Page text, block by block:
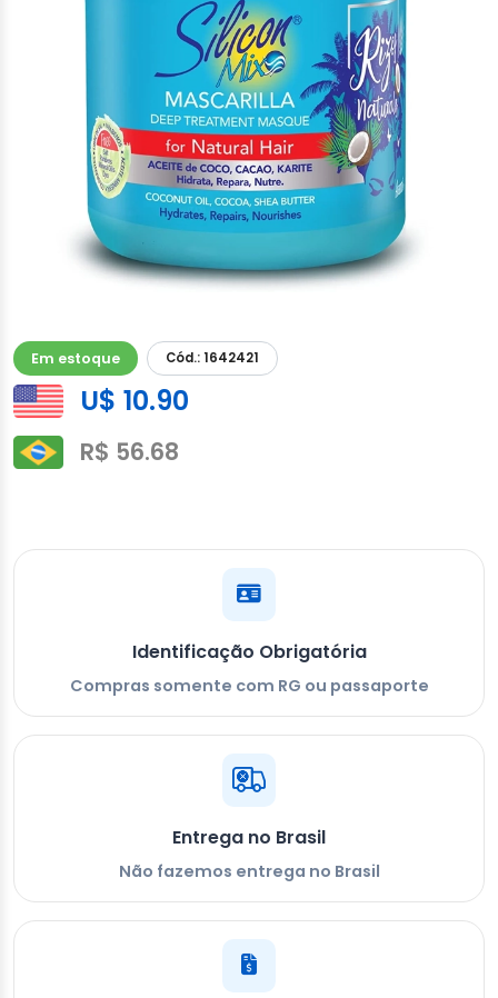
Em estoque Cód.: 1642421
U$ 10.90
R$ 56.68
Identificação Obrigatória
Compras somente com RG ou passaporte
Entrega no Brasil
Não fazemos entrega no Brasil